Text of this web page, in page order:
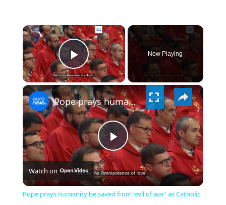
×
PLAY
VIDEO
Now Playing
×
PLAY
VIDEO
Pope prays humanity be saved from 'evil of war' as Catholic faithful mark Pentecost
Watch on
Pope prays humanity be saved from 'evil of war' as Catholic